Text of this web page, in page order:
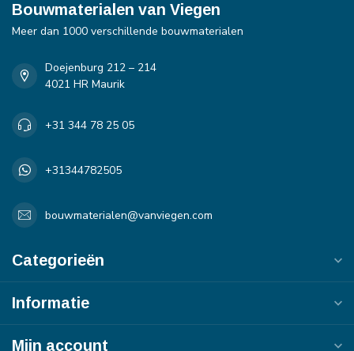
Bouwmaterialen van Viegen
Meer dan 1000 verschillende bouwmaterialen
Doejenburg 212 – 214
4021 HR Maurik
+31 344 78 25 05
+31344782505
bouwmaterialen@vanviegen.com
Categorieën
Informatie
Mijn account